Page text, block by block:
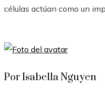
células actúan como un
Por Isabella Nguyen